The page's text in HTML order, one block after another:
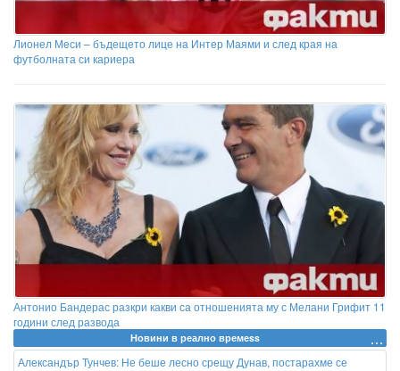
Лионел Меси – бъдещето лице на Интер Маями и след края на
футболната си кариера
Антонио Бандерас разкри какви са отношенията му с Мелани Грифит 11
години след развода
Новини в реално времеss
Александър Тунчев: Не беше лесно срещу Дунав, постарахме се